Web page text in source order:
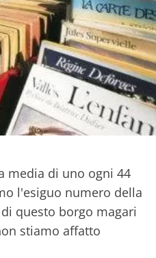
media di uno ogni 44
l'esiguo numero della
questo borgo magari
stiamo affatto